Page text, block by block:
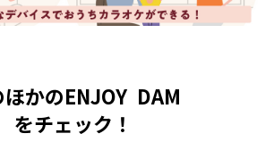
ほかのENJOY DAM
をチェック！